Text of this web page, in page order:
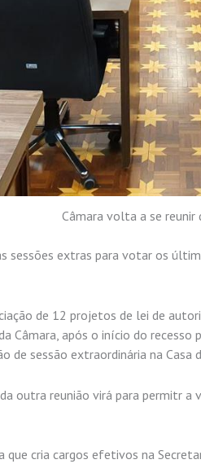
Câmara volta a se reunir
sessões extras para votar os
de 12 projetos de lei de
Câmara, após o início do
de sessão extraordinária na Casa
outra reunião virá para permitr
cria cargos efetivos na